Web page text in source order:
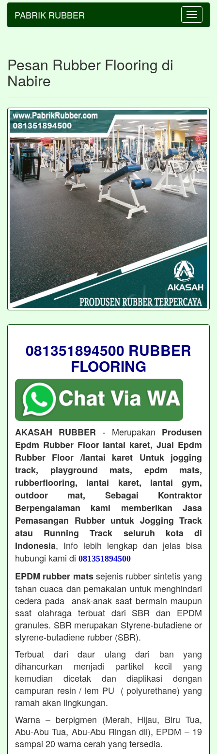
Toggle
PABRIK RUBBER
Pesan Rubber Flooring di
Nabire
081351894500 RUBBER
FLOORING
AKASAH RUBBER - Merupakan Produsen
Epdm Rubber Floor lantai karet, Jual Epdm
Rubber Floor /lantai karet Untuk jogging
track, playground mats, epdm mats,
rubberflooring, lantai karet, lantai gym,
outdoor mat, Sebagai Kontraktor
Berpengalaman kami memberikan Jasa
Pemasangan Rubber untuk Jogging Track
atau Running Track seluruh kota di
Indonesia, Info lebih lengkap dan jelas bisa
hubungi kami di 081351894500
EPDM rubber matssejenis rubber sintetis yang
tahan cuaca dan pemakaian untuk menghindari
cedera pada anak-anak saat bermain maupun
saat olahraga terbuat dari SBR dan EPDM
granules. SBR merupakan Styrene-butadiene or
styrene-butadiene rubber (SBR).
Terbuat dari daur ulang dari ban yang
dihancurkan menjadi partikel kecil yang
kemudian dicetak dan diaplikasi dengan
campuran resin / lem PU ( polyurethane) yang
ramah akan lingkungan.
Warna – berpigmen (Merah, Hijau, Biru Tua,
Abu-Abu Tua, Abu-Abu Ringan dll), EPDM – 19
sampai 20 warna cerah yang tersedia.